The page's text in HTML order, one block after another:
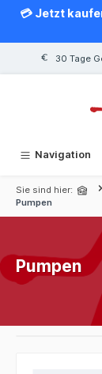
springen
💳 Jetzt
30 Tage
Navigation
Sie sind hier:
Pumpen
Pumpen